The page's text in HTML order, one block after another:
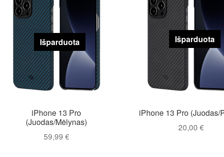
Išparduota
iPhone 13 Pro
(Juodas/Mėlynas)
59,99 €
Išparduota
iPhone 13 Pro (Juodas/
20,00€